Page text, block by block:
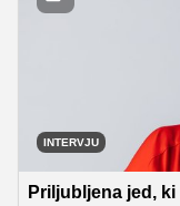
smo se z
njegovih
INTERVJU
Priljubljena jed,